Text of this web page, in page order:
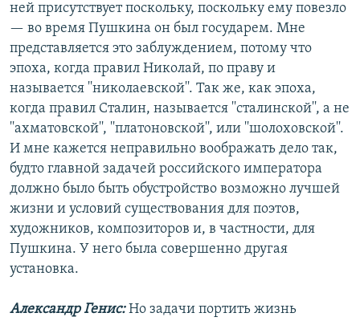
ней присутствует поскольку, поскольку ему повезло
— во время Пушкина он был государем. Мне
представляется это заблуждением, потому что
эпоха, когда правил Николай, по праву и
называется ''николаевской''. Так же, как эпоха,
когда правил Сталин, называется ''сталинской'', а не
''ахматовской'', ''платоновской'', или ''шолоховской''.
И мне кажется неправильно воображать дело так,
будто главной задачей российского императора
должно было быть обустройство возможно лучшей
жизни и условий существования для поэтов,
художников, композиторов и, в частности, для
Пушкина. У него была совершенно другая
установка.
Александр Генис:Но задачи портить жизнь